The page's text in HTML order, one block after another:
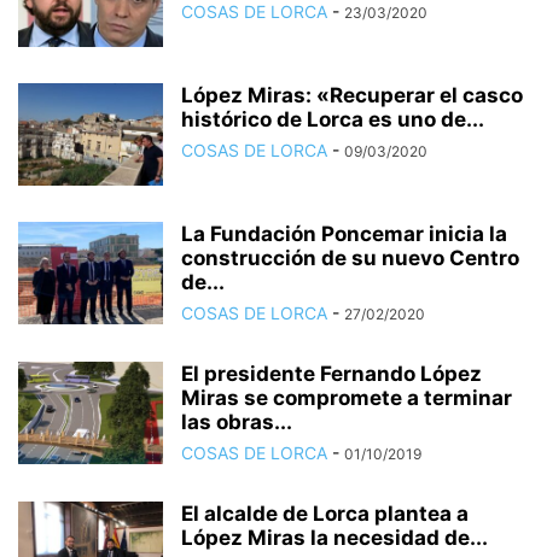
COSAS DE LORCA - 23/03/2020
López Miras: «Recuperar el casco
histórico de Lorca es uno de...
COSAS DE LORCA - 09/03/2020
La Fundación Poncemar inicia la
construcción de su nuevo Centro
de...
COSAS DE LORCA - 27/02/2020
El presidente Fernando López
Miras se compromete a terminar
las obras...
COSAS DE LORCA - 01/10/2019
El alcalde de Lorca plantea a
López Miras la necesidad de...